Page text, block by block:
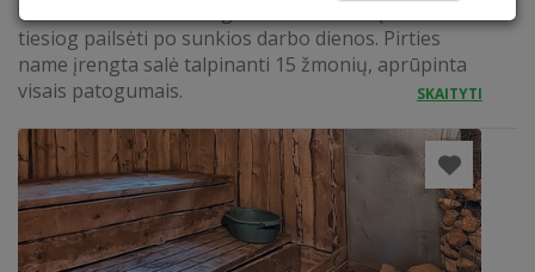
tiek mintis. Puikiai tiks gimtadieniui atšvęsti ar
tiesiog pailsėti po sunkios darbo dienos. Pirties
name įrengta salė talpinanti 15 žmonių, aprūpinta
visais patogumais.
SKAITYTI